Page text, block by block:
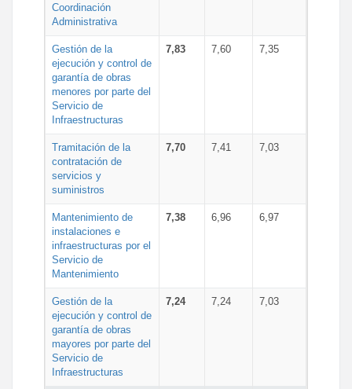
Coordinación
Administrativa
Gestión de la
ejecución y control de
garantía de obras
menores por parte del
Servicio de
Infraestructuras
7,83 7,60 7,35
Tramitación de la
contratación de
servicios y
suministros
7,70 7,41 7,03
Mantenimiento de
instalaciones e
infraestructuras por el
Servicio de
Mantenimiento
7,38 6,96 6,97
Gestión de la
ejecución y control de
garantía de obras
mayores por parte del
Servicio de
Infraestructuras
7,24 7,24 7,03